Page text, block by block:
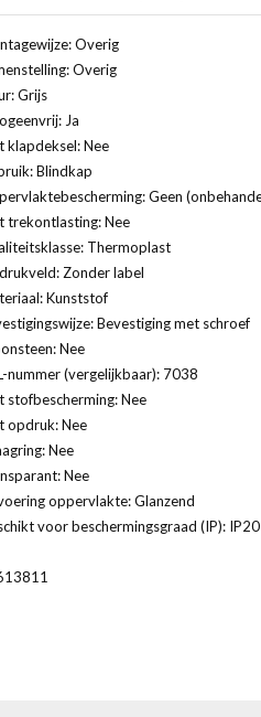
Overig
Overig
Grijs
Ja
klapdeksel: Nee
Blindkap
Geen
trekontlasting: Nee
Thermoplast
Zonder label
Kunststof
Bevestiging met schroef
Nee
nummer (vergelijkbaar): 7038
stofbescherming: Nee
opdruk: Nee
Nee
Nee
oppervlakte: Glanzend
voor beschermingsgraad (IP): IP20